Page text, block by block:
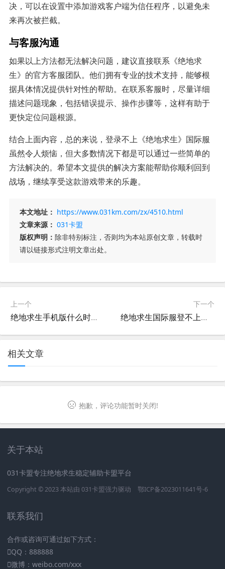
决，可以在设置中添加游戏客户端为信任程序，以避免未
来再次被拦截。
与客服沟通
如果以上方法都无法解决问题，建议直接联系《绝地求
生》的官方客服团队。他们拥有专业的技术支持，能够根
据具体情况提供针对性的帮助。在联系客服时，尽量详细
描述问题现象，包括错误提示、操作步骤等，这样有助于
更快定位问题根源。
结合上面内容，总的来说，登录不上《绝地求生》国际服
虽然令人烦恼，但大多数情况下都是可以通过一些简单的
方法解决的。希望本文提供的解决方案能帮助你顺利回到
战场，继续享受这款游戏带来的乐趣。
本文地址： https://www.031km.com/zx/4510.html
文章来源： 031卡盟
版权声明： 除非特别标注，否则均为本站原创文章，转载时
请以链接形式注明文章出处。
上一个
绝地求生手机版什么时候上线的？-绝地求生手机版上线时间及游戏特色介绍
下一个
绝地求生国际服登不上去怎么办-绝地求生国际服无法登录的解决方法
相关文章
抱歉，评论功能暂时关闭!
关于本站
031卡盟专注绝地求生稳定辅助卡盟平台
Copyright © 2023 本站由 031卡盟强力驱动 鄂ICP备2023011641号-6
联系我们
合作或咨询可通过如下方式：
QQ：888888
微博：weibo.com/xxx